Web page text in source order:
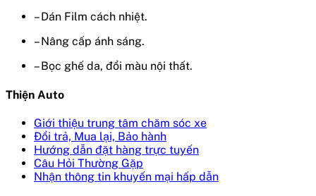
– Dán Film cách nhiệt.
– Nâng cấp ánh sáng.
– Bọc ghế da, đổi màu nội thất.
Thiện Auto
Giới thiệu trung tâm chăm sóc xe
Đổi trả, Mua lại, Bảo hành
Hướng dẫn đặt hàng trực tuyến
Câu Hỏi Thường Gặp
Nhận thông tin khuyến mại hấp dẫn